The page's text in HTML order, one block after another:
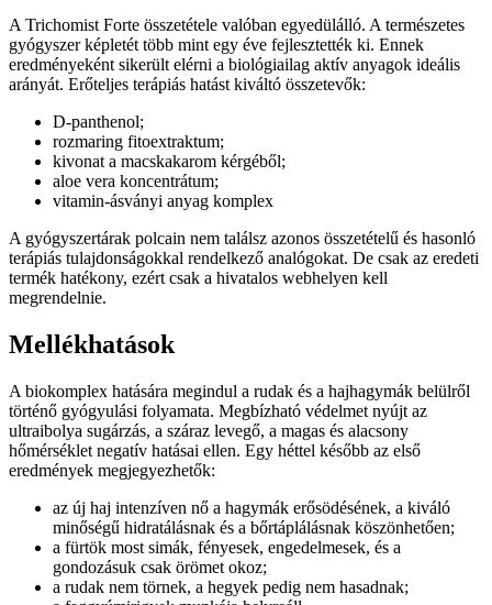
A Trichomist Forte összetétele valóban egyedülálló. A természetes
gyógyszer képletét több mint egy éve fejlesztették ki. Ennek
eredményeként sikerült elérni a biológiailag aktív anyagok ideális
arányát. Erőteljes terápiás hatást kiváltó összetevők:
D-panthenol;
rozmaring fitoextraktum;
kivonat a macskakarom kérgéből;
aloe vera koncentrátum;
vitamin-ásványi anyag komplex
A gyógyszertárak polcain nem találsz azonos összetételű és hasonló
terápiás tulajdonságokkal rendelkező analógokat. De csak az eredeti
termék hatékony, ezért csak a hivatalos webhelyen kell
megrendelnie.
Mellékhatások
A biokomplex hatására megindul a rudak és a hajhagymák belülről
történő gyógyulási folyamata. Megbízható védelmet nyújt az
ultraibolya sugárzás, a száraz levegő, a magas és alacsony
hőmérséklet negatív hatásai ellen. Egy héttel később az első
eredmények megjegyezhetők:
az új haj intenzíven nő a hagymák erősödésének, a kiváló
minőségű hidratálásnak és a bőrtáplálásnak köszönhetően;
a fürtök most simák, fényesek, engedelmesek, és a
gondozásuk csak örömet okoz;
a rudak nem törnek, a hegyek pedig nem hasadnak;